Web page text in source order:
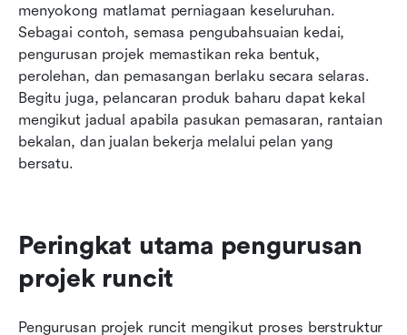
menyokong matlamat perniagaan keseluruhan.
Sebagai contoh, semasa pengubahsuaian kedai,
pengurusan projek memastikan reka bentuk,
perolehan, dan pemasangan berlaku secara selaras.
Begitu juga, pelancaran produk baharu dapat kekal
mengikut jadual apabila pasukan pemasaran, rantaian
bekalan, dan jualan bekerja melalui pelan yang
bersatu.
Peringkat utama pengurusan
projek runcit
Pengurusan projek runcit mengikut proses berstruktur